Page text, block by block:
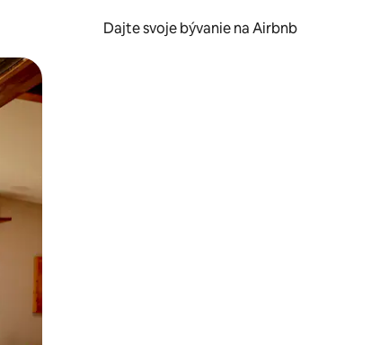
Dajte svoje bývanie na Airbnb
dotykových gest či potiahnutia prstom.